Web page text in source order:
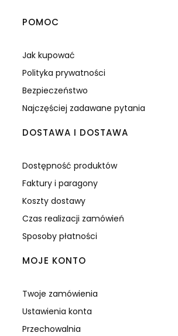
Linki w stopce
POMOC
Jak kupować
Polityka prywatności
Bezpieczeństwo
Najczęściej zadawane pytania
DOSTAWA I DOSTAWA
Dostępność produktów
Faktury i paragony
Koszty dostawy
Czas realizacji zamówień
Sposoby płatności
MOJE KONTO
Twoje zamówienia
Ustawienia konta
Przechowalnia